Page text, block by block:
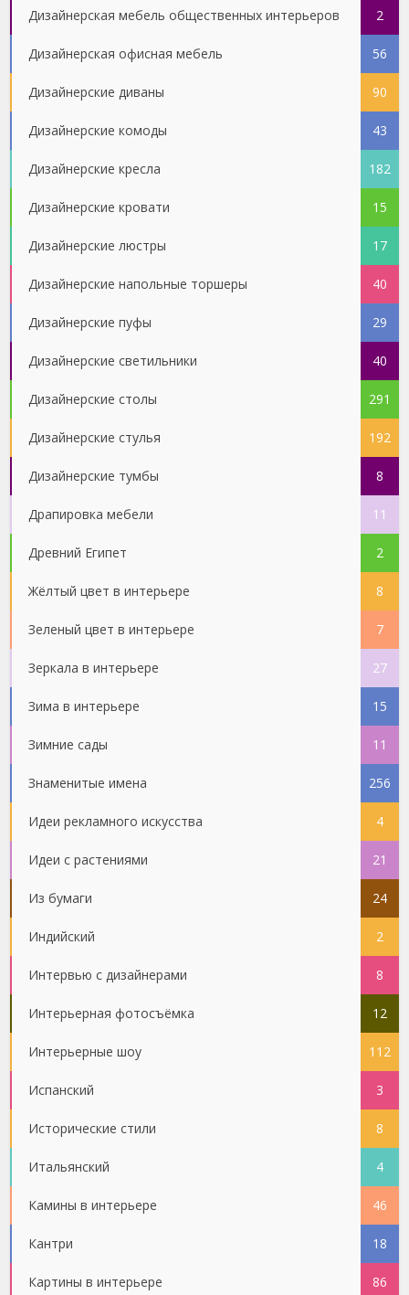
Дизайнерская мебель общественных интерьеров 2
Дизайнерская офисная мебель 56
Дизайнерские диваны 90
Дизайнерские комоды 43
Дизайнерские кресла 182
Дизайнерские кровати 15
Дизайнерские люстры 17
Дизайнерские напольные торшеры 40
Дизайнерские пуфы 29
Дизайнерские светильники 40
Дизайнерские столы 291
Дизайнерские стулья 192
Дизайнерские тумбы 8
Драпировка мебели 11
Древний Египет 2
Жёлтый цвет в интерьере 8
Зеленый цвет в интерьере 7
Зеркала в интерьере 27
Зима в интерьере 15
Зимние сады 11
Знаменитые имена 256
Идеи рекламного искусства 4
Идеи с растениями 21
Из бумаги 24
Индийский 2
Интервью с дизайнерами 8
Интерьерная фотосъёмка 12
Интерьерные шоу 112
Испанский 3
Исторические стили 8
Итальянский 4
Камины в интерьере 46
Кантри 18
Картины в интерьере 86